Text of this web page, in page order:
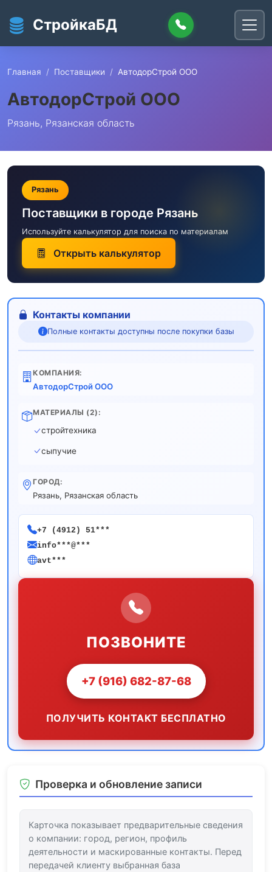
СтройкаБД
Главная Поставщики АвтодорСтрой ООО
АвтодорСтрой ООО
Рязань, Рязанская область
Рязань
Поставщики в городе Рязань
Используйте калькулятор для поиска по материалам
Открыть калькулятор
Контакты компании
Полные контакты доступны после покупки базы
КОМПАНИЯ:
АвтодорСтрой ООО
МАТЕРИАЛЫ (2):
стройтехника
сыпучие
ГОРОД:
Рязань, Рязанская область
+7 (4912) 51***
info***@***
avt***
ПОЗВОНИТЕ
+7 (916) 682-87-68
ПОЛУЧИТЬ КОНТАКТ БЕСПЛАТНО
Проверка и обновление записи
Карточка показывает предварительные сведения
о компании: город, регион, профиль
деятельности и маскированные контакты. Перед
передачей клиенту выбранная база